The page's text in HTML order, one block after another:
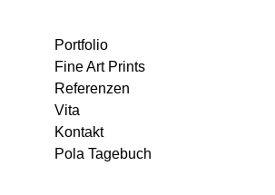
Portfolio
Fine Art Prints
Referenzen
Vita
Kontakt
Pola Tagebuch